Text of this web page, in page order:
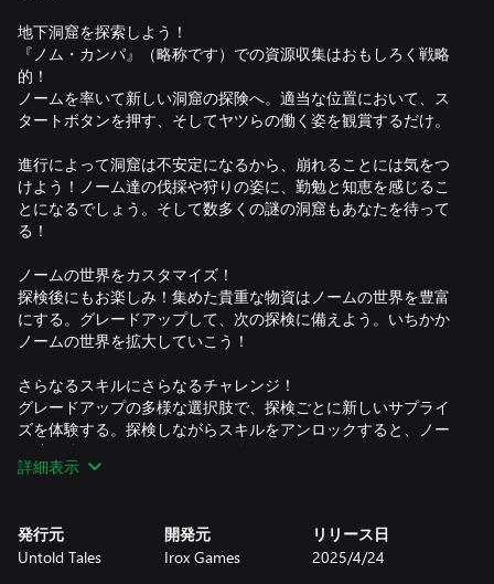
地下洞窟を探索しよう！
『ノム・カンパ』（略称です）での資源収集はおもしろく戦略
的！
ノームを率いて新しい洞窟の探険へ。適当な位置において、ス
タートボタンを押す、そしてヤツらの働く姿を観賞するだけ。
進行によって洞窟は不安定になるから、崩れることには気をつ
けよう！ノーム達の伐採や狩りの姿に、勤勉と知恵を感じるこ
とになるでしょう。そして数多くの謎の洞窟もあなたを待って
る！
ノームの世界をカスタマイズ！
探検後にもお楽しみ！集めた貴重な物資はノームの世界を豊富
にする。グレードアップして、次の探検に備えよう。いちかか
ノームの世界を拡大していこう！
さらなるスキルにさらなるチャレンジ！
グレードアップの多様な選択肢で、探検ごとに新しいサプライ
ズを体験する。探検しながらスキルをアンロックすると、ノー
ム達は強くなる、そしてさらに進む！
洞窟も次へ次へと、世界を探索するお楽しみをもたらしてくれ
『ノム・カンパ』でそのスリルと楽しさを思い存分に味わって
ください。ノーム達が働いてるうち、小さな世界を建てていく
詳細表示
発行元
Untold Tales
開発元
Irox Games
リリース日
2025/4/24